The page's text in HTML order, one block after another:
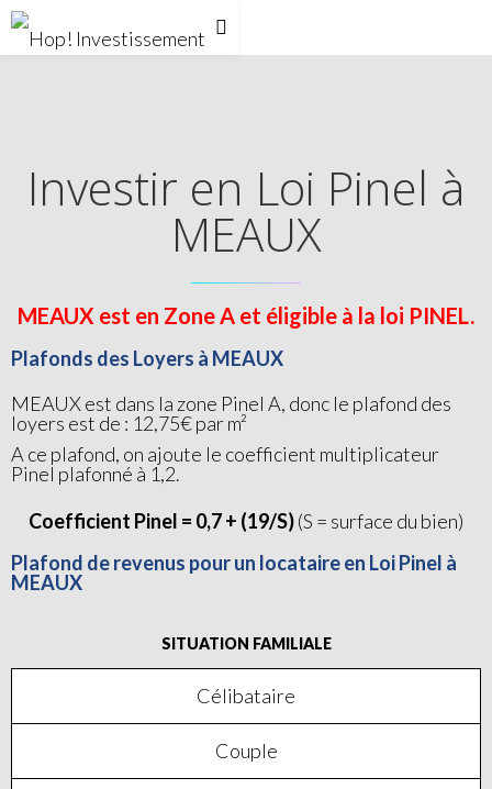
Investir en Loi Pinel à
MEAUX
MEAUX est en Zone A et éligible à la loi PINEL.
Plafonds des Loyers à MEAUX
MEAUX est dans la zone Pinel A, donc le plafond des
loyers est de : 12,75€ par m²
A ce plafond, on ajoute le coefficient multiplicateur
Pinel plafonné à 1,2.
Coefficient Pinel = 0,7 + (19/S)(S = surface du bien)
Plafond de revenus pour un locataire en Loi Pinel à
MEAUX
SITUATION FAMILIALE
Célibataire
Couple